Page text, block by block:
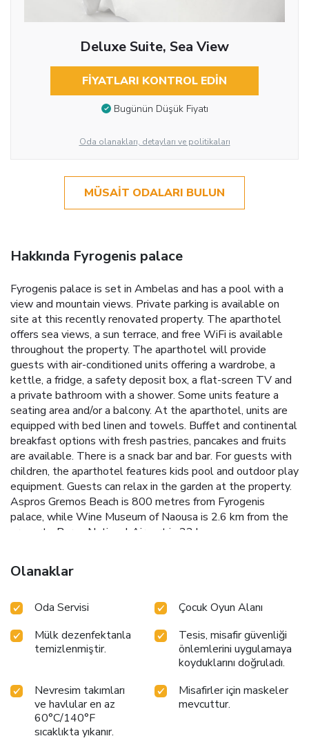
Deluxe Suite, Sea View
FIYATLARI KONTROL EDIN
Bugünün Düşük Fiyatı
Oda olanakları, detayları ve politikaları
MÜSAIT ODALARI BULUN
Hakkında Fyrogenis palace
Fyrogenis palace is set in Ambelas and has a pool with a
view and mountain views. Private parking is available on
site at this recently renovated property. The aparthotel
offers sea views, a sun terrace, and free WiFi is available
throughout the property. The aparthotel will provide
guests with air-conditioned units offering a wardrobe, a
kettle, a fridge, a safety deposit box, a flat-screen TV and
a private bathroom with a shower. Some units feature a
seating area and/or a balcony. At the aparthotel, units are
equipped with bed linen and towels. Buffet and continental
breakfast options with fresh pastries, pancakes and fruits
are available. There is a snack bar and bar. For guests with
children, the aparthotel features kids pool and outdoor play
equipment. Guests can relax in the garden at the property.
Aspros Gremos Beach is 800 metres from Fyrogenis
palace, while Wine Museum of Naousa is 2.6 km from the
property. Paros National Airport is 22 km away.
Olanaklar
Oda Servisi
Çocuk Oyun Alanı
Mülk dezenfektanla
temizlenmiştir.
Tesis, misafir güvenliği
önlemlerini uygulamaya
koyduklarını doğruladı.
Nevresim takımları
ve havlular en az
60°C/140°F
sıcaklıkta yıkanır.
Misafirler için maskeler
mevcuttur.